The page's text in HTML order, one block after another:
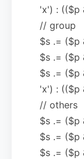
'x') : (($p
// group
$s .= ($p
$s .= ($p
$s .= ($p
'x') : (($p
// others
$s .= ($p
$s .= ($p
$s .= ($p